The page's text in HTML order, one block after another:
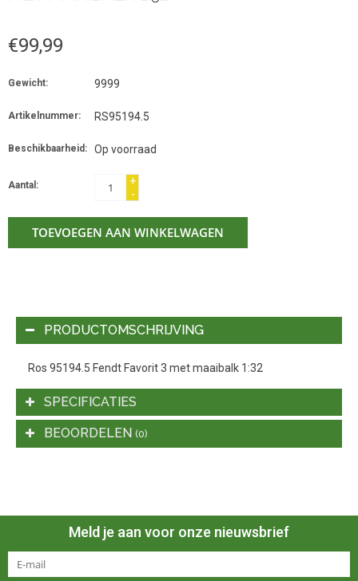
€99,99
Gewicht: 9999
Artikelnummer: RS95194.5
Beschikbaarheid: Op voorraad
Aantal:
+
-
TOEVOEGEN AAN WINKELWAGEN
PRODUCTOMSCHRIJVING
Ros 95194.5 Fendt Favorit 3 met maaibalk 1:32
SPECIFICATIES
BEOORDELEN (0)
Meld je aan voor onze nieuwsbrief